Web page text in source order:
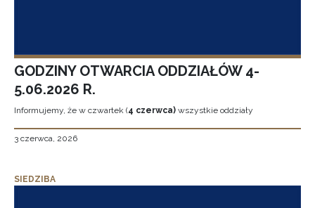
GODZINY OTWARCIA ODDZIAŁÓW 4-
5.06.2026 R.
Informujemy, że w czwartek (4 czerwca) wszystkie oddziały
3 czerwca, 2026
SIEDZIBA